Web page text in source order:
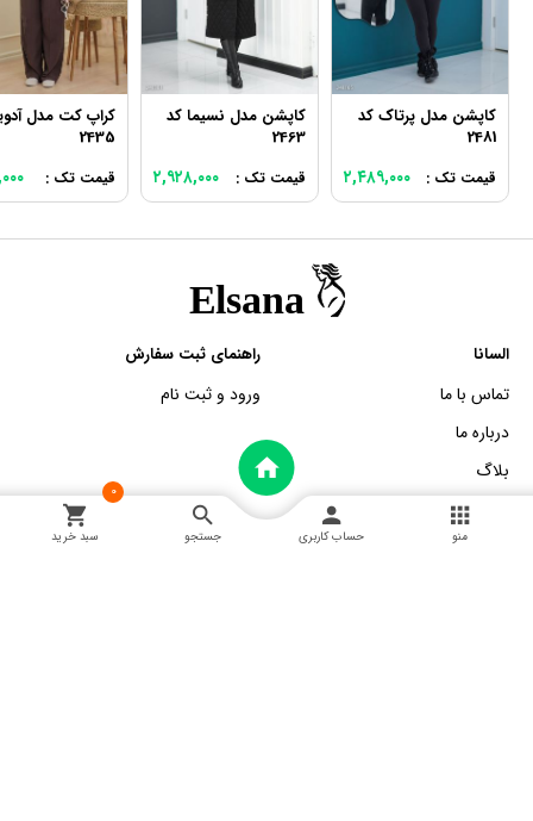
کاپشن مدل پرتاک کد
2481
قیمت تک : ۲,۴۸۹,۰۰۰
کاپشن مدل نسیما کد
2463
قیمت تک : ۲,۹۲۸,۰۰۰
کراپ کت مدل
2435
قیمت تک :
منو حساب کاربری جستجو
0
سبد خرید
السانا
تماس با ما
درباره ما
بلاگ
راهنمای ثبت سفارش
ورود و ثبت نام
خدمات مشتریان اطلاعات تماس